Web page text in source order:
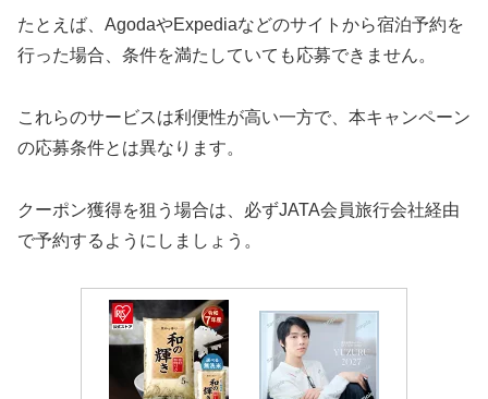
たとえば、AgodaやExpediaなどのサイトから宿泊予約を
行った場合、条件を満たしていても応募できません。
これらのサービスは利便性が高い一方で、本キャンペーン
の応募条件とは異なります。
クーポン獲得を狙う場合は、必ずJATA会員旅行会社経由
で予約するようにしましょう。